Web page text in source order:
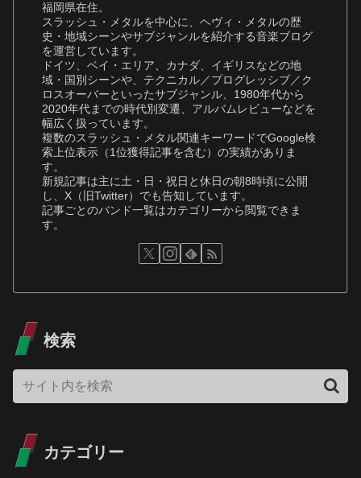
福岡県在住。
スラッシュ・メタルを中心に、ヘヴィ・メタルの歴
史・地域シーンやサブジャンルを紹介する音楽ブログ
を運営しています。
ドイツ、ベイ・エリア、カナダ、イギリスなどの地
域・国別シーンや、テクニカル／プログレッシブ／ク
ロスオーバーといったサブジャンル、1980年代から
2020年代までの時代別変遷、アルバムレビューなどを
幅広く扱っています。
複数のスラッシュ・メタル関連キーワードでGoogle検
索上位表示（1位獲得記事を含む）の実績がありま
す。
新規記事は主に土・日・祝日と休日の朝8時頃に公開
し、X（旧Twitter）でも告知しています。
記事ごとのバンド一覧はカテゴリーから閲覧できま
す。
検索
カテゴリー